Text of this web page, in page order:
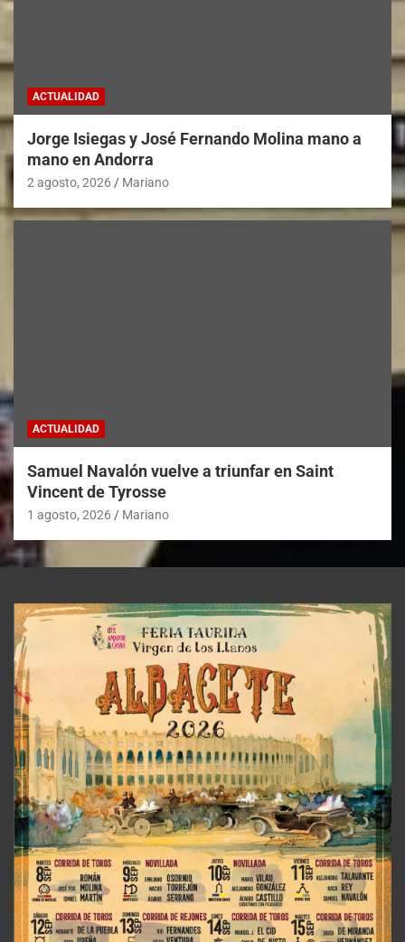
ACTUALIDAD
Jorge Isiegas y José Fernando Molina mano a
mano en Andorra
2 agosto, 2026 Mariano
ACTUALIDAD
Samuel Navalón vuelve a triunfar en Saint
Vincent de Tyrosse
1 agosto, 2026 Mariano